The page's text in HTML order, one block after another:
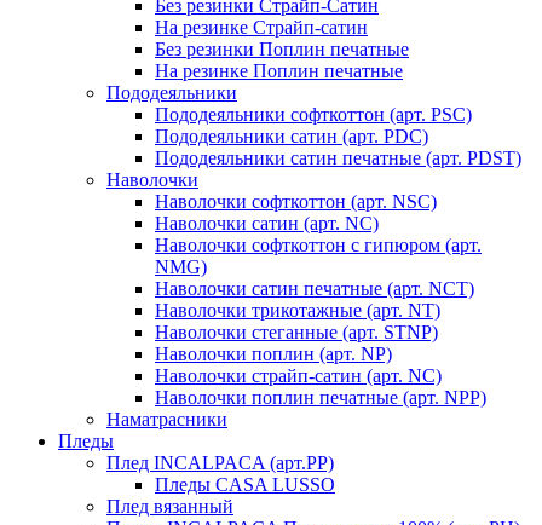
Без резинки Страйп-Сатин
На резинке Страйп-сатин
Без резинки Поплин печатные
На резинке Поплин печатные
Пододеяльники
Пододеяльники софткоттон (арт. PSC)
Пододеяльники сатин (арт. PDC)
Пододеяльники сатин печатные (арт. PDST)
Наволочки
Наволочки софткоттон (арт. NSC)
Наволочки сатин (арт. NC)
Наволочки софткоттон с гипюром (арт.
NMG)
Наволочки сатин печатные (арт. NCT)
Наволочки трикотажные (арт. NT)
Наволочки стеганные (арт. STNP)
Наволочки поплин (арт. NP)
Наволочки страйп-сатин (арт. NC)
Наволочки поплин печатные (арт. NPP)
Наматрасники
Пледы
Плед INCALPACA (арт.PP)
Пледы CASA LUSSO
Плед вязанный